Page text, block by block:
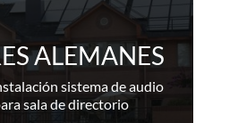
ALEMANES
sistema de audio
sala de directorio